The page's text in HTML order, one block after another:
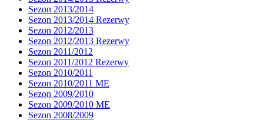
Sezon 2013/2014
Sezon 2013/2014 Rezerwy
Sezon 2012/2013
Sezon 2012/2013 Rezerwy
Sezon 2011/2012
Sezon 2011/2012 Rezerwy
Sezon 2010/2011
Sezon 2010/2011 ME
Sezon 2009/2010
Sezon 2009/2010 ME
Sezon 2008/2009